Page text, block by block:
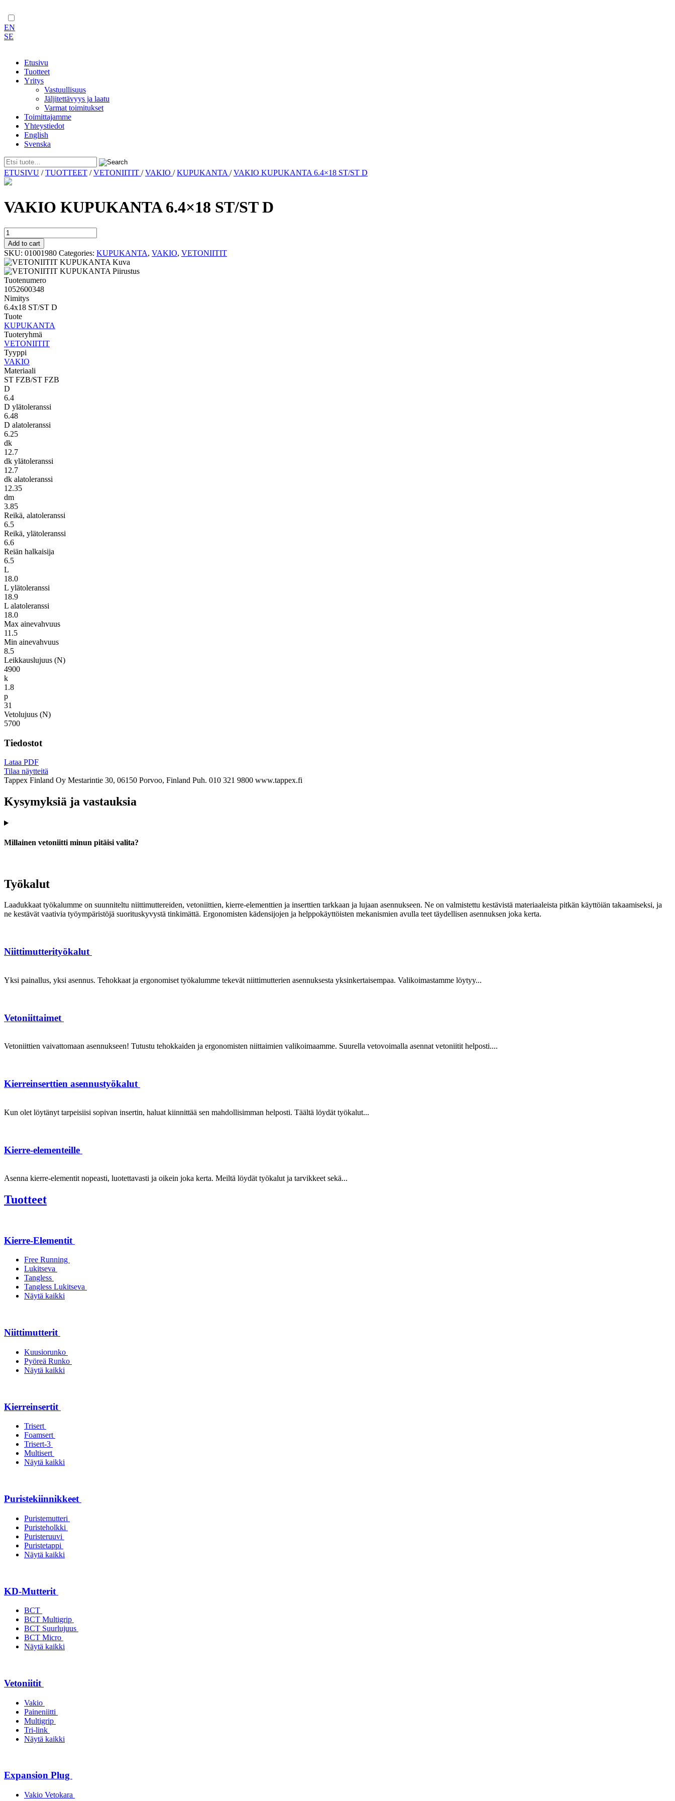
EN
SE
Etusivu
Tuotteet
Yritys
Vastuullisuus
Jäljitettävyys ja laatu
Varmat toimitukset
Toimittajamme
Yhteystiedot
English
Svenska
Skip
to
ETUSIVU /TUOTTEET /VETONIITIT /VAKIO /KUPUKANTA /VAKIO KUPUKANTA 6.4×18 ST/ST D
VAKIO KUPUKANTA 6.4×18 ST/ST D
VAKIO
KUPUKANTA
6.4x18
ST/ST
D
quantity
Add to cart
SKU: 01001980 Categories: KUPUKANTA, VAKIO, VETONIITIT
Tuotenumero
1052600348
Nimitys
6.4x18 ST/ST D
Tuote
KUPUKANTA
Tuoteryhmä
VETONIITIT
Tyyppi
VAKIO
Materiaali
ST FZB/ST FZB
D
6.4
D ylätoleranssi
6.48
D alatoleranssi
6.25
dk
12.7
dk ylätoleranssi
12.7
dk alatoleranssi
12.35
dm
3.85
Reikä, alatoleranssi
6.5
Reikä, ylätoleranssi
6.6
Reiän halkaisija
6.5
L
18.0
L ylätoleranssi
18.9
L alatoleranssi
18.0
Max ainevahvuus
11.5
Min ainevahvuus
8.5
Leikkauslujuus (N)
4900
k
1.8
p
31
Vetolujuus (N)
5700
Tiedostot
Lataa PDF
Tilaa näytteitä
Tappex Finland Oy Mestarintie 30, 06150 Porvoo, Finland Puh. 010 321 9800 www.tappex.fi
Kysymyksiä ja vastauksia
Millainen vetoniitti minun pitäisi valita?
Työkalut
Laadukkaat työkalumme on suunniteltu niittimuttereiden, vetoniittien, kierre-elementtien ja inserttien tarkkaan ja lujaan asennukseen. Ne on valmistettu kestävistä materiaaleista pitkän käyttöiän takaamiseksi, ja
ne kestävät vaativia työympäristöjä suorituskyvystä tinkimättä. Ergonomisten kädensijojen ja helppokäyttöisten mekanismien avulla teet täydellisen asennuksen joka kerta.
Niittimutterityökalut
Yksi painallus, yksi asennus. Tehokkaat ja ergonomiset työkalumme tekevät niittimutterien asennuksesta yksinkertaisempaa. Valikoimastamme löytyy...
Vetoniittaimet
Vetoniittien vaivattomaan asennukseen! Tutustu tehokkaiden ja ergonomisten niittaimien valikoimaamme. Suurella vetovoimalla asennat vetoniitit helposti....
Kierreinserttien asennustyökalut
Kun olet löytänyt tarpeisiisi sopivan insertin, haluat kiinnittää sen mahdollisimman helposti. Täältä löydät työkalut...
Kierre-elementeille
Asenna kierre-elementit nopeasti, luotettavasti ja oikein joka kerta. Meiltä löydät työkalut ja tarvikkeet sekä...
Tuotteet
Kierre-Elementit
Free Running
Lukitseva
Tangless
Tangless Lukitseva
Näytä kaikki
Niittimutterit
Kuusiorunko
Pyöreä Runko
Näytä kaikki
Kierreinsertit
Trisert
Foamsert
Trisert-3
Multisert
Näytä kaikki
Puristekiinnikkeet
Puristemutteri
Puristeholkki
Puristeruuvi
Puristetappi
Näytä kaikki
KD-Mutterit
BCT
BCT Multigrip
BCT Suurlujuus
BCT Micro
Näytä kaikki
Vetoniitit
Vakio
Paineniitti
Multigrip
Tri-link
Näytä kaikki
Expansion Plug
Vakio Vetokara